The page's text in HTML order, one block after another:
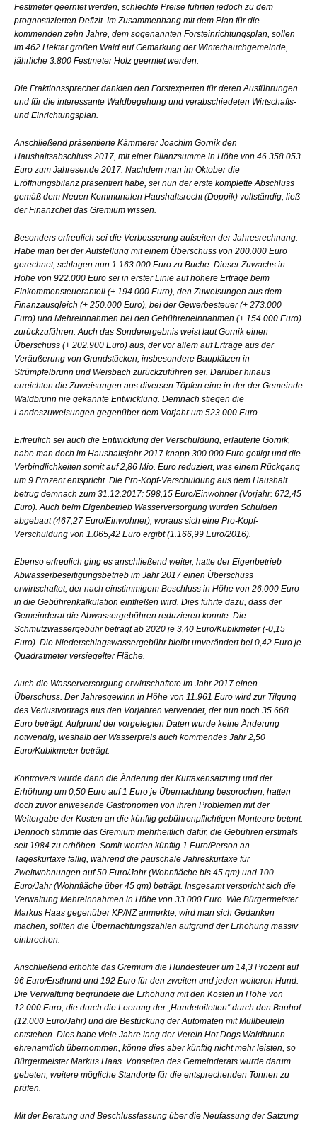
Festmeter geerntet werden, schlechte Preise führten jedoch zu dem
prognostizierten Defizit. Im Zusammenhang mit dem Plan für die
kommenden zehn Jahre, dem sogenannten Forsteinrichtungsplan, sollen
im 462 Hektar großen Wald auf Gemarkung der Winterhauchgemeinde,
jährliche 3.800 Festmeter Holz geerntet werden.
Die Fraktionssprecher dankten den Forstexperten für deren Ausführungen
und für die interessante Waldbegehung und verabschiedeten Wirtschafts-
und Einrichtungsplan.
Anschließend präsentierte Kämmerer Joachim Gornik den
Haushaltsabschluss 2017, mit einer Bilanzsumme in Höhe von 46.358.053
Euro zum Jahresende 2017. Nachdem man im Oktober die
Eröffnungsbilanz präsentiert habe, sei nun der erste komplette Abschluss
gemäß dem Neuen Kommunalen Haushaltsrecht (Doppik) vollständig, ließ
der Finanzchef das Gremium wissen.
Besonders erfreulich sei die Verbesserung aufseiten der Jahresrechnung.
Habe man bei der Aufstellung mit einem Überschuss von 200.000 Euro
gerechnet, schlagen nun 1.163.000 Euro zu Buche. Dieser Zuwachs in
Höhe von 922.000 Euro sei in erster Linie auf höhere Erträge beim
Einkommensteueranteil (+ 194.000 Euro), den Zuweisungen aus dem
Finanzausgleich (+ 250.000 Euro), bei der Gewerbesteuer (+ 273.000
Euro) und Mehreinnahmen bei den Gebühreneinnahmen (+ 154.000 Euro)
zurückzuführen. Auch das Sonderergebnis weist laut Gornik einen
Überschuss (+ 202.900 Euro) aus, der vor allem auf Erträge aus der
Veräußerung von Grundstücken, insbesondere Bauplätzen in
Strümpfelbrunn und Weisbach zurückzuführen sei. Darüber hinaus
erreichten die Zuweisungen aus diversen Töpfen eine in der der Gemeinde
Waldbrunn nie gekannte Entwicklung. Demnach stiegen die
Landeszuweisungen gegenüber dem Vorjahr um 523.000 Euro.
Erfreulich sei auch die Entwicklung der Verschuldung, erläuterte Gornik,
habe man doch im Haushaltsjahr 2017 knapp 300.000 Euro getilgt und die
Verbindlichkeiten somit auf 2,86 Mio. Euro reduziert, was einem Rückgang
um 9 Prozent entspricht. Die Pro-Kopf-Verschuldung aus dem Haushalt
betrug demnach zum 31.12.2017: 598,15 Euro/Einwohner (Vorjahr: 672,45
Euro). Auch beim Eigenbetrieb Wasserversorgung wurden Schulden
abgebaut (467,27 Euro/Einwohner), woraus sich eine Pro-Kopf-
Verschuldung von 1.065,42 Euro ergibt (1.166,99 Euro/2016).
Ebenso erfreulich ging es anschließend weiter, hatte der Eigenbetrieb
Abwasserbeseitigungsbetrieb im Jahr 2017 einen Überschuss
erwirtschaftet, der nach einstimmigem Beschluss in Höhe von 26.000 Euro
in die Gebührenkalkulation einfließen wird. Dies führte dazu, dass der
Gemeinderat die Abwassergebühren reduzieren konnte. Die
Schmutzwassergebühr beträgt ab 2020 je 3,40 Euro/Kubikmeter (-0,15
Euro). Die Niederschlagswassergebühr bleibt unverändert bei 0,42 Euro je
Quadratmeter versiegelter Fläche.
Auch die Wasserversorgung erwirtschaftete im Jahr 2017 einen
Überschuss. Der Jahresgewinn in Höhe von 11.961 Euro wird zur Tilgung
des Verlustvortrags aus den Vorjahren verwendet, der nun noch 35.668
Euro beträgt. Aufgrund der vorgelegten Daten wurde keine Änderung
notwendig, weshalb der Wasserpreis auch kommendes Jahr 2,50
Euro/Kubikmeter beträgt.
Kontrovers wurde dann die Änderung der Kurtaxensatzung und der
Erhöhung um 0,50 Euro auf 1 Euro je Übernachtung besprochen, hatten
doch zuvor anwesende Gastronomen von ihren Problemen mit der
Weitergabe der Kosten an die künftig gebührenpflichtigen Monteure betont.
Dennoch stimmte das Gremium mehrheitlich dafür, die Gebühren erstmals
seit 1984 zu erhöhen. Somit werden künftig 1 Euro/Person an
Tageskurtaxe fällig, während die pauschale Jahreskurtaxe für
Zweitwohnungen auf 50 Euro/Jahr (Wohnfläche bis 45 qm) und 100
Euro/Jahr (Wohnfläche über 45 qm) beträgt. Insgesamt verspricht sich die
Verwaltung Mehreinnahmen in Höhe von 33.000 Euro. Wie Bürgermeister
Markus Haas gegenüber KP/NZ anmerkte, wird man sich Gedanken
machen, sollten die Übernachtungszahlen aufgrund der Erhöhung massiv
einbrechen.
Anschließend erhöhte das Gremium die Hundesteuer um 14,3 Prozent auf
96 Euro/Ersthund und 192 Euro für den zweiten und jeden weiteren Hund.
Die Verwaltung begründete die Erhöhung mit den Kosten in Höhe von
12.000 Euro, die durch die Leerung der „Hundetoiletten“ durch den Bauhof
(12.000 Euro/Jahr) und die Bestückung der Automaten mit Müllbeuteln
entstehen. Dies habe viele Jahre lang der Verein Hot Dogs Waldbrunn
ehrenamtlich übernommen, könne dies aber künftig nicht mehr leisten, so
Bürgermeister Markus Haas. Vonseiten des Gemeinderats wurde darum
gebeten, weitere mögliche Standorte für die entsprechenden Tonnen zu
prüfen.
Mit der Beratung und Beschlussfassung über die Neufassung der Satzung